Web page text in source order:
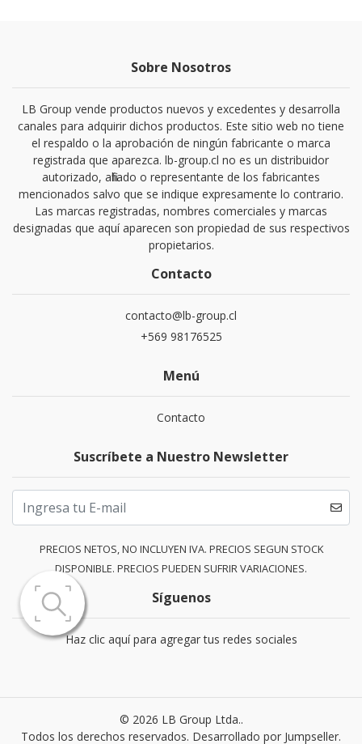
Sobre Nosotros
LB Group vende productos nuevos y excedentes y desarrolla
canales para adquirir dichos productos. Este sitio web no tiene
el respaldo o la aprobación de ningún fabricante o marca
registrada que aparezca. lb-group.cl no es un distribuidor
autorizado, afiliado o representante de los fabricantes
mencionados salvo que se indique expresamente lo contrario.
Las marcas registradas, nombres comerciales y marcas
designadas que aquí aparecen son propiedad de sus respectivos
propietarios.
Contacto
contacto@lb-group.cl
+569 98176525
Menú
Contacto
Suscríbete a Nuestro Newsletter
PRECIOS NETOS, NO INCLUYEN IVA. PRECIOS SEGUN STOCK
DISPONIBLE. PRECIOS PUEDEN SUFRIR VARIACIONES.
Síguenos
Haz clic aquí para agregar tus redes sociales
© 2026 LB Group Ltda..
Todos los derechos reservados. Desarrollado por Jumpseller.